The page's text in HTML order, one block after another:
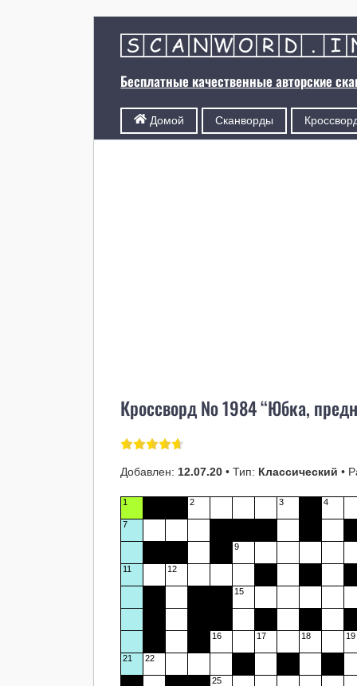
Бесплатные качественные авторские
Домой Сканворды
Кроссворд № 1984 “Юбка,
Добавлен: 12.07.20 • Тип: Классический •
1 2 3 4
7
9
11 12
15
16 17 18 19
21 22
25